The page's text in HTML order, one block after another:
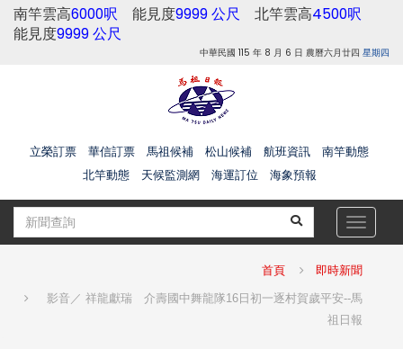
南竿雲高6000呎 能見度9999 公尺 北竿雲高4500呎
能見度9999 公尺
中華民國 115 年 8 月 6 日 農曆六月廿四 星期四
立榮訂票 華信訂票 馬祖候補 松山候補 航班資訊
南竿動態
北竿動態
天候監測網 海運訂位 海象預報
Toggle
首頁 即時新聞
影音／ 祥龍獻瑞 介壽國中舞龍隊16日初一逐村賀歲平安--馬
祖日報